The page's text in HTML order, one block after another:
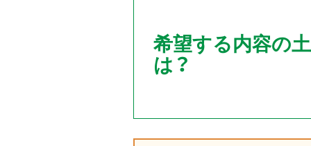
希望する内容の
は？